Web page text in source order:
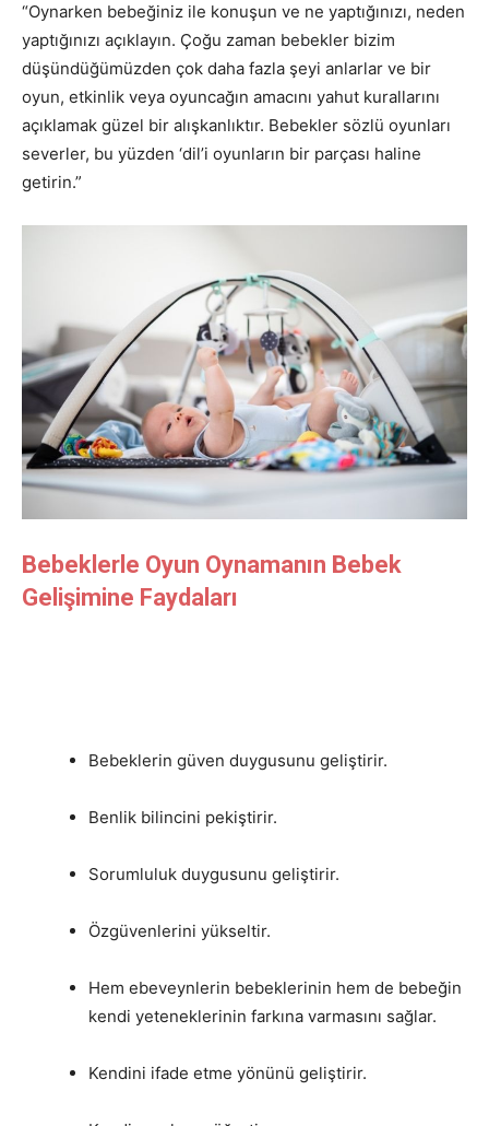
“Oynarken bebeğiniz ile konuşun ve ne yaptığınızı, neden
yaptığınızı açıklayın. Çoğu zaman bebekler bizim
düşündüğümüzden çok daha fazla şeyi anlarlar ve bir
oyun, etkinlik veya oyuncağın amacını yahut kurallarını
açıklamak güzel bir alışkanlıktır. Bebekler sözlü oyunları
severler, bu yüzden ‘dil’i oyunların bir parçası haline
getirin.”
Bebeklerle Oyun Oynamanın Bebek
Gelişimine Faydaları
Bebeklerin güven duygusunu geliştirir.
Benlik bilincini pekiştirir.
Sorumluluk duygusunu geliştirir.
Özgüvenlerini yükseltir.
Hem ebeveynlerin bebeklerinin hem de bebeğin
kendi yeteneklerinin farkına varmasını sağlar.
Kendini ifade etme yönünü geliştirir.